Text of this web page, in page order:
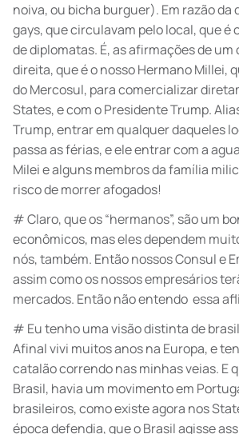
noiva, ou bicha burguer). Em razão da
gays, que circulavam pelo local, que é
de diplomatas. É, as afirmações de
direita, que é o nosso Hermano Millei,
do Mercosul, para comercializar
States, e com o Presidente Trump.
Trump, entrar em qualquer daqueles
passa as férias, e ele entrar com a
Milei e alguns membros da família
risco de morrer afogados!
# Claro, que os “hermanos”, são um
econômicos, mas eles dependem
nós, também. Então nossos Consul e
assim como os nossos empresários
mercados. Então não entendo essa
# Eu tenho uma visão distinta de
Afinal vivi muitos anos na Europa, e
catalão correndo nas minhas veias. E
Brasil, havia um movimento em
brasileiros, como existe agora nos
época defendia, que o Brasil agisse